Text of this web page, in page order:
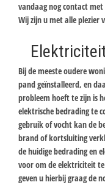
vandaag nog contact
Wij zijn u met alle plezier
Bij de meeste oudere
pand geïnstalleerd, en
probleem hoeft te zijn is
elektrische bedrading te
gebruik of vocht kan de
brand of kortsluiting
de huidige bedrading en
voor om de elektriciteit te
geven u hierbij graag de